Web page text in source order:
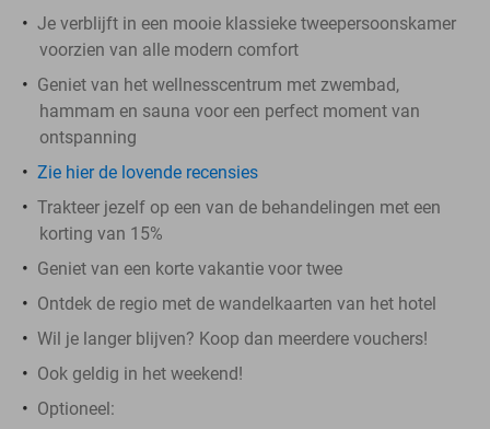
Je verblijft in een mooie klassieke tweepersoonskamer
voorzien van alle modern comfort
Geniet van het wellnesscentrum met zwembad,
hammam en sauna voor een perfect moment van
ontspanning
Zie hier de lovende recensies
Trakteer jezelf op een van de behandelingen met een
korting van 15%
Geniet van een korte vakantie voor twee
Ontdek de regio met de wandelkaarten van het hotel
Wil je langer blijven? Koop dan meerdere vouchers!
Ook geldig in het weekend!
Optioneel: